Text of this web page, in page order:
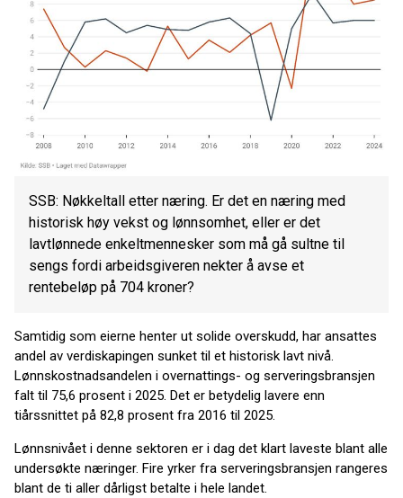
SSB: Nøkkeltall etter næring. Er det en næring med
historisk høy vekst og lønnsomhet, eller er det
lavtlønnede enkeltmennesker som må gå sultne til
sengs fordi arbeidsgiveren nekter å avse et
rentebeløp på 704 kroner?
Samtidig som eierne henter ut solide overskudd, har ansattes
andel av verdiskapingen sunket til et historisk lavt nivå.
Lønnskostnadsandelen i overnattings- og serveringsbransjen
falt til 75,6 prosent i 2025. Det er betydelig lavere enn
tiårssnittet på 82,8 prosent fra 2016 til 2025.
Lønnsnivået i denne sektoren er i dag det klart laveste blant alle
undersøkte næringer. Fire yrker fra serveringsbransjen rangeres
blant de ti aller dårligst betalte i hele landet.